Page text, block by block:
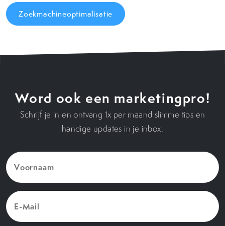
Zoekmachineoptimalisatie
Word ook een marketingpro!
Schrijf je in en ontvang 1x per maand slimme tips en
handige updates in je inbox.
Voornaam
(Vereist)
E-
Mail
(Vereist)